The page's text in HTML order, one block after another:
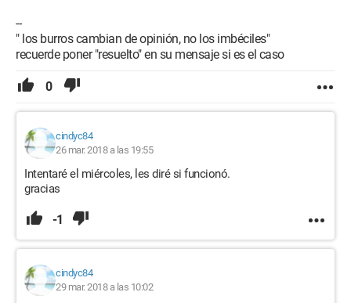
--
" los burros cambian de opinión, no los imbéciles"
recuerde poner "resuelto" en su mensaje si es el caso
0
cindyc84
26 mar. 2018 a las 19:55
Intentaré el miércoles, les diré si funcionó.
gracias
-1
cindyc84
29 mar. 2018 a las 10:02